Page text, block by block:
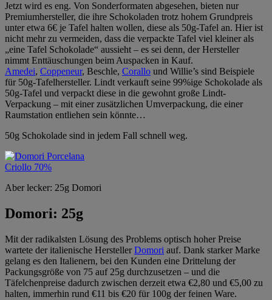
Jetzt wird es eng. Von Sonderformaten abgesehen, bieten nur
Premiumhersteller, die ihre Schokoladen trotz hohem Grundpreis
unter etwa 6€ je Tafel halten wollen, diese als 50g-Tafel an. Hier ist
nicht mehr zu vermeiden, dass die verpackte Tafel viel kleiner als
„eine Tafel Schokolade“ aussieht – es sei denn, der Hersteller
nimmt Enttäuschungen beim Auspacken in Kauf.
Amedei, Coppeneur, Beschle, Corallo und Willie’s sind Beispiele
für 50g-Tafelhersteller. Lindt verkauft seine 99%ige Schokolade als
50g-Tafel und verpackt diese in die gewohnt große Lindt-
Verpackung – mit einer zusätzlichen Umverpackung, die einer
Raumstation entliehen sein könnte…
50g Schokolade sind in jedem Fall schnell weg.
Aber lecker: 25g Domori
Domori: 25g
Mit der radikalsten Lösung des Problems optisch hoher Preise
wartete der italienische HerstellerDomori auf. Dank starker Marke
gelang es den Italienern, bei den Kunden eine Drittelung der
Packungsgröße von 75 auf 25g durchzusetzen – und die
Täfelchenpreise dadurch zwischen derzeit etwa €2,80 und €5,00 zu
halten, immerhin rund €11 bis €20 für 100g der feinen Ware.